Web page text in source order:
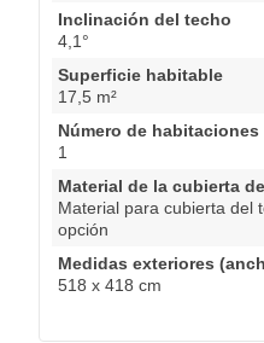
Inclinación del techo
4,1°
Superficie habitable
17,5 m²
Número de habitaciones
1
Material de la cubierta
Material para cubierta del
opción
Medidas exteriores
518 x 418 cm